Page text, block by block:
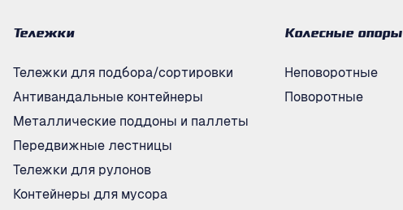
Тележки
Тележки для подбора/сортировки
Антивандальные контейнеры
Металлические поддоны и паллеты
Передвижные лестницы
Тележки для рулонов
Контейнеры для мусора
Колесные опоры
Неповоротные
Поворотные